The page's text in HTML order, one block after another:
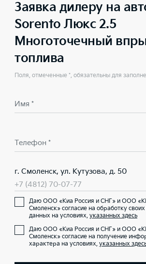
Заявка дилеру на
Sorento Люкс 2.5
Многоточечный
топлива
Поля, отмеченные *, обязательны для
Имя *
Телефон *
г. Смоленск, ул. Кутузова, д. 50
+7 (4812) 70-07-77
Даю ООО «Киа Россия и СНГ» и ООО
Смоленск» согласие на обработку
данных на условиях, указанных здесь
Даю ООО «Киа Россия и СНГ» и ООО
Смоленск» согласие на получение
характера на условиях, указанных